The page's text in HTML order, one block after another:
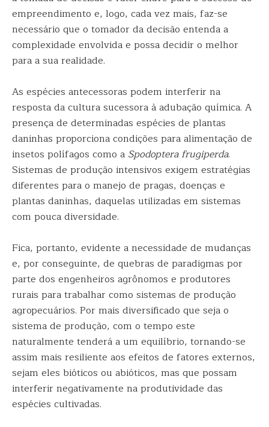
empreendimento e, logo, cada vez mais, faz-se
necessário que o tomador da decisão entenda a
complexidade envolvida e possa decidir o melhor
para a sua realidade.
As espécies antecessoras podem interferir na
resposta da cultura sucessora à adubação química. A
presença de determinadas espécies de plantas
daninhas proporciona condições para alimentação de
insetos polífagos como a Spodoptera frugiperda.
Sistemas de produção intensivos exigem estratégias
diferentes para o manejo de pragas, doenças e
plantas daninhas, daquelas utilizadas em sistemas
com pouca diversidade.
Fica, portanto, evidente a necessidade de mudanças
e, por conseguinte, de quebras de paradigmas por
parte dos engenheiros agrônomos e produtores
rurais para trabalhar como sistemas de produção
agropecuários. Por mais diversificado que seja o
sistema de produção, com o tempo este
naturalmente tenderá a um equilíbrio, tornando-se
assim mais resiliente aos efeitos de fatores externos,
sejam eles bióticos ou abióticos, mas que possam
interferir negativamente na produtividade das
espécies cultivadas.